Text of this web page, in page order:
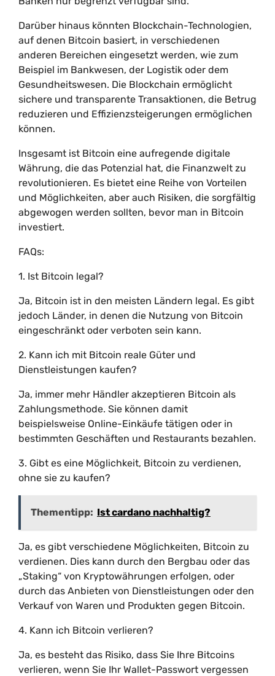
Darüber hinaus könnten Blockchain-Technologien,
auf denen Bitcoin basiert, in verschiedenen
anderen Bereichen eingesetzt werden, wie zum
Beispiel im Bankwesen, der Logistik oder dem
Gesundheitswesen. Die Blockchain ermöglicht
sichere und transparente Transaktionen, die Betrug
reduzieren und Effizienzsteigerungen ermöglichen
können.
Insgesamt ist Bitcoin eine aufregende digitale
Währung, die das Potenzial hat, die Finanzwelt zu
revolutionieren. Es bietet eine Reihe von Vorteilen
und Möglichkeiten, aber auch Risiken, die sorgfältig
abgewogen werden sollten, bevor man in Bitcoin
investiert.
FAQs:
1. Ist Bitcoin legal?
Ja, Bitcoin ist in den meisten Ländern legal. Es gibt
jedoch Länder, in denen die Nutzung von Bitcoin
eingeschränkt oder verboten sein kann.
2. Kann ich mit Bitcoin reale Güter und
Dienstleistungen kaufen?
Ja, immer mehr Händler akzeptieren Bitcoin als
Zahlungsmethode. Sie können damit
beispielsweise Online-Einkäufe tätigen oder in
bestimmten Geschäften und Restaurants bezahlen.
3. Gibt es eine Möglichkeit, Bitcoin zu verdienen,
ohne sie zu kaufen?
Thementipp: Ist cardano nachhaltig?
Ja, es gibt verschiedene Möglichkeiten, Bitcoin zu
verdienen. Dies kann durch den Bergbau oder das
„Staking“ von Kryptowährungen erfolgen, oder
durch das Anbieten von Dienstleistungen oder den
Verkauf von Waren und Produkten gegen Bitcoin.
4. Kann ich Bitcoin verlieren?
Ja, es besteht das Risiko, dass Sie Ihre Bitcoins
verlieren, wenn Sie Ihr Wallet-Passwort vergessen